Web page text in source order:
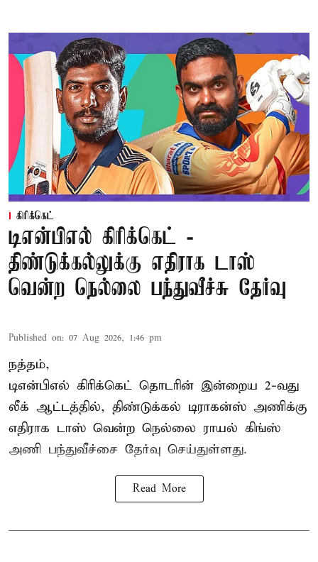
கிரிக்கெட்
டிஎன்பிஎல் கிரிக்கெட் -
திண்டுக்கல்லுக்கு எதிராக டாஸ்
வென்ற நெல்லை பந்துவீச்சு தேர்வு
Published on: 07 Aug 2026, 1:46 pm
நத்தம்,
டிஎன்பிஎல் கிரிக்கெட் தொடரின் இன்றைய 2-வது
லீக் ஆட்டத்தில், திண்டுக்கல் டிராகன்ஸ் அணிக்கு
எதிராக டாஸ் வென்ற நெல்லை ராயல் கிங்ஸ்
அணி பந்துவீச்சை தேர்வு செய்துள்ளது.
Read More